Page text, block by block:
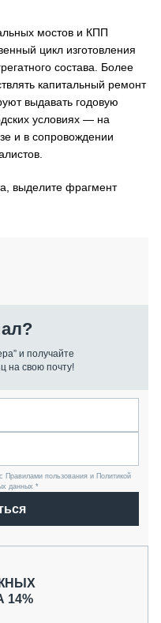
мостов и КПП
цикл изготовления
состава. Более
капитальный ремонт
выдавать годовую
условиях — на
и в сопровождении
выделите фрагмент
и получайте
на свою почту!
Правилами пользования и Политикой
данных *